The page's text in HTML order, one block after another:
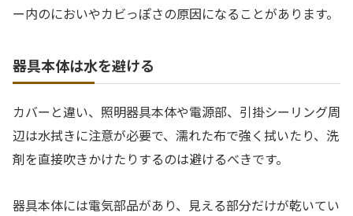
ー内のにおいやカビっぽさの原因になることがあります。
器具本体は水を避ける
カバーと違い、照明器具本体や電源部、引掛シーリング周
辺は水拭きに注意が必要で、濡れた布で強く拭いたり、洗
剤を直接吹きかけたりするのは避けるべきです。
器具本体には電気部品があり、見える部分だけが乾いてい